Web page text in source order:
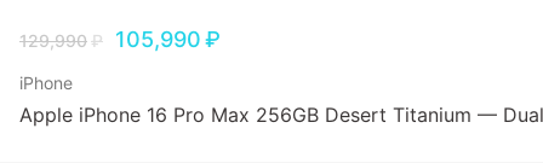
129,990₽ 105,990₽
iPhone
Apple iPhone 16 Pro Max 256GB Desert Titanium —